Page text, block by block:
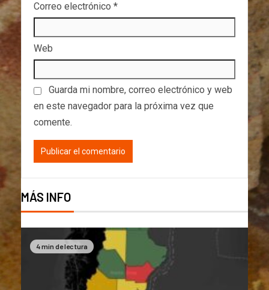
Correo electrónico *
Web
Guarda mi nombre, correo electrónico y web
en este navegador para la próxima vez que
comente.
MÁS INFO
4 min de lectura